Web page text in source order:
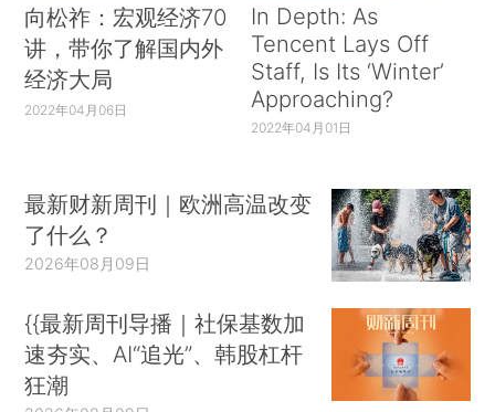
向松祚：宏观经济70
讲，带你了解国内外
经济大局
2022年04月06日
In Depth: As
Tencent Lays Off
Staff, Is Its ‘Winter’
Approaching?
2022年04月01日
最新财新周刊｜欧洲高温改变
了什么？
2026年08月09日
{{最新周刊导播｜社保基数加
速夯实、AI“追光”、韩股杠杆
狂潮